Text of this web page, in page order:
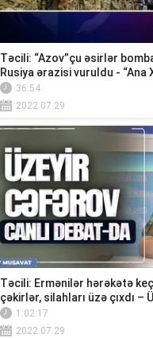
Təcili: “Azov”çu əsirlər
Rusiya ərazisi vuruldu - “Ana
36:54
2022.07.29
Təcili: Ermənilər hərəkətə
çəkirlər, silahları üzə çıxdı –
1:02:17
2022.07.29